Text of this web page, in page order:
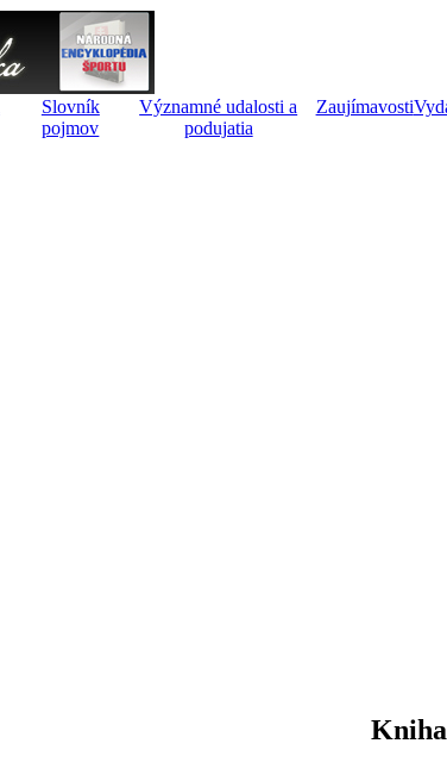
Slovník
pojmov
Významné udalosti a
podujatia
Zaujímavosti